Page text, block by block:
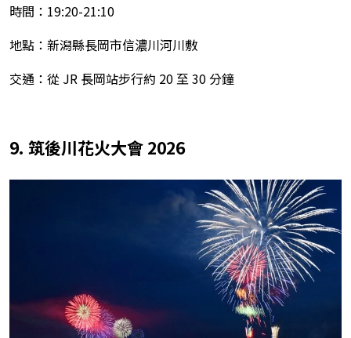
時間：19:20-21:10
地點：新潟縣長岡市信濃川河川敷
交通：從 JR 長岡站步行約 20 至 30 分鐘
9. 筑後川花火大會 2026